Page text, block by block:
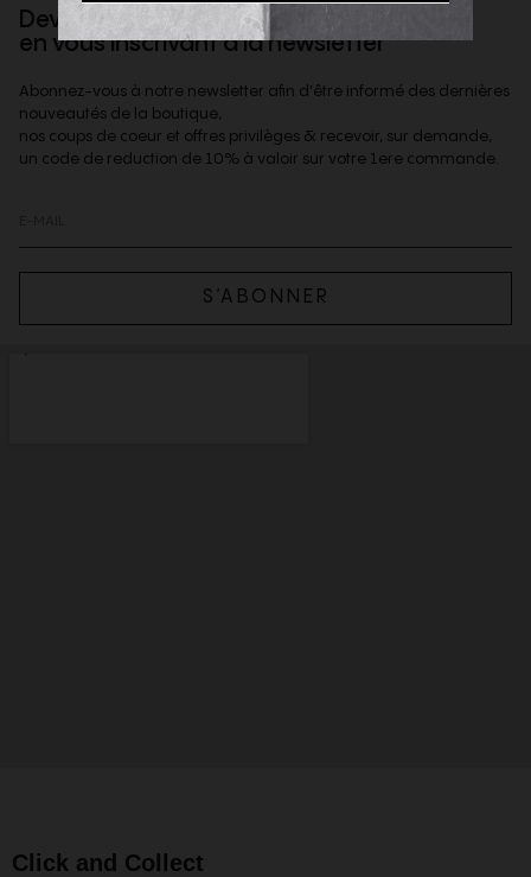
Devenez client privilège
en vous inscrivant à la newsletter
Abonnez-vous à notre newsletter afin d'être informé des dernières
nouveautés de la boutique,
nos coups de coeur et offres privilèges & recevoir, sur demande,
un code de reduction de 10% à valoir sur votre 1ere commande.
S’ABONNER
Click and Collect